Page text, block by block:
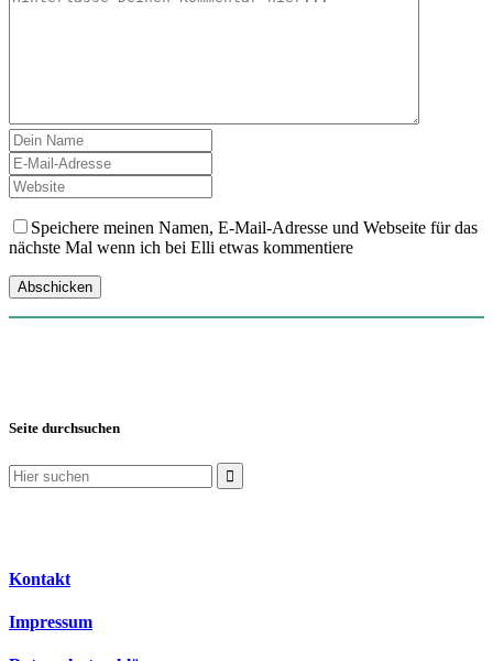
Speichere meinen Namen, E-Mail-Adresse und Webseite für das
nächste Mal wenn ich bei Elli etwas kommentiere
Seite durchsuchen
Suchen
nach:
Kontakt
Impressum